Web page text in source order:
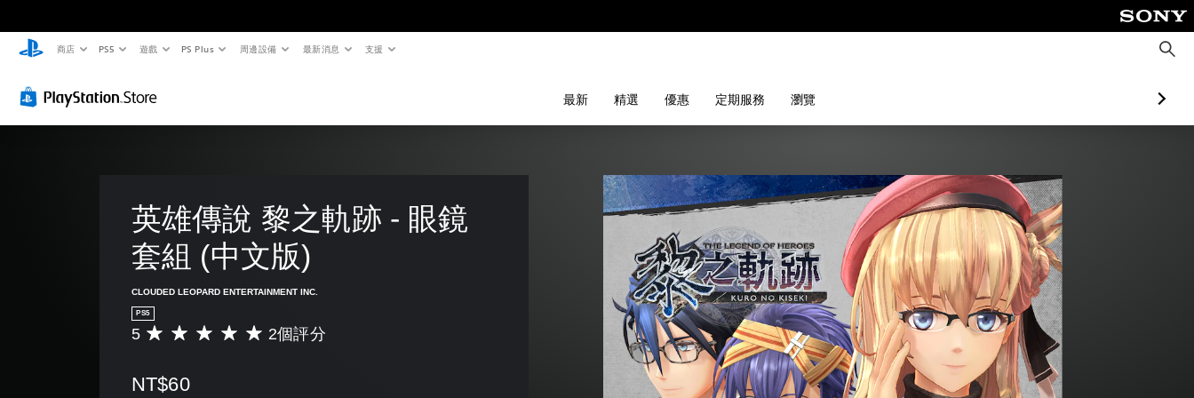
商店 PS5 遊戲 PS Plus 周邊設備 最新消息 支援
搜
尋
最新 精選 優惠 定期服務 瀏覽
英雄傳說 黎之軌跡 - 眼鏡
套組 (中文版)
CLOUDED LEOPARD ENTERTAINMENT INC.
PS5
平
分
5 2個評分
NT$60